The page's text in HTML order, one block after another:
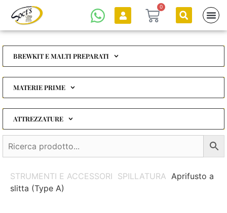
0
BREWKIT E MALTI PREPARATI
MATERIE PRIME
ATTREZZATURE
STRUMENTI E ACCESSORI SPILLATURA Aprifusto a
slitta (Type A)